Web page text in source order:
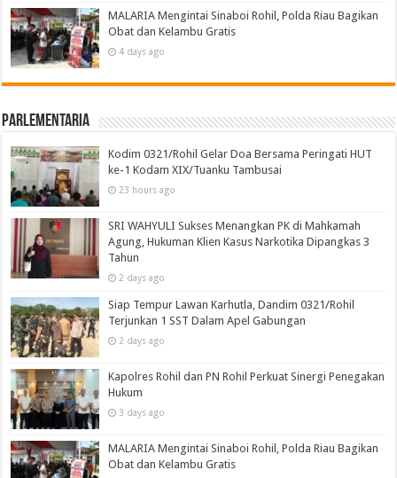
MALARIA Mengintai Sinaboi Rohil, Polda Riau Bagikan
Obat dan Kelambu Gratis
4 days ago
Parlementaria
Kodim 0321/Rohil Gelar Doa Bersama Peringati HUT
ke-1 Kodam XIX/Tuanku Tambusai
23 hours ago
SRI WAHYULI Sukses Menangkan PK di Mahkamah
Agung, Hukuman Klien Kasus Narkotika Dipangkas 3
Tahun
2 days ago
Siap Tempur Lawan Karhutla, Dandim 0321/Rohil
Terjunkan 1 SST Dalam Apel Gabungan
2 days ago
Kapolres Rohil dan PN Rohil Perkuat Sinergi Penegakan
Hukum
3 days ago
MALARIA Mengintai Sinaboi Rohil, Polda Riau Bagikan
Obat dan Kelambu Gratis